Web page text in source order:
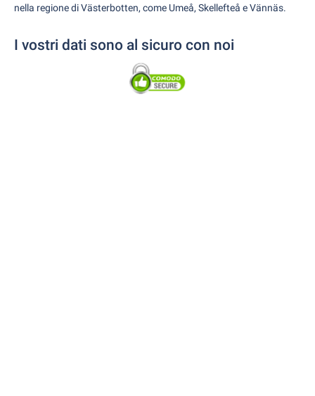
nella regione di Västerbotten, come Umeå, Skellefteå e Vännäs.
I vostri dati sono al sicuro con noi